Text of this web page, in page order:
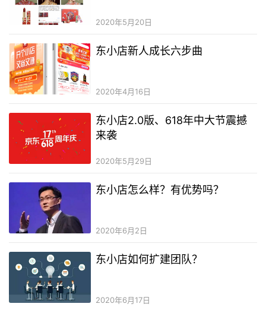
2020年5月20日
东小店新人成长六步曲
2020年4月16日
东小店2.0版、618年中大节震撼
来袭
2020年5月29日
东小店怎么样？有优势吗？
2020年6月2日
东小店如何扩建团队？
2020年6月17日